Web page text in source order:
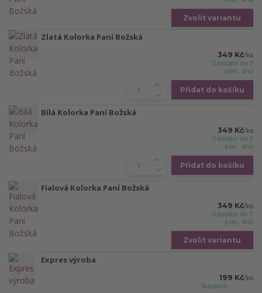
Zvolit variantu
Zlatá Kolorka Paní Božská
349 Kč/ks
Odeslání do 7
prac. dnů
Přidat do košíku
Bílá Kolorka Paní Božská
349 Kč/ks
Odeslání do 7
prac. dnů
Přidat do košíku
Fialová Kolorka Paní Božská
349 Kč/ks
Odeslání do 7
prac. dnů
Zvolit variantu
Expres výroba
199 Kč/ks
Skladem